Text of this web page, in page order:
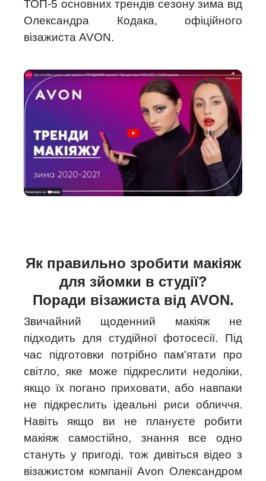
ТОП-5 основних трендів сезону зима від
Олександра Кодака, офіційного
візажиста AVON.
Як правильно зробити макіяж
для зйомки в студії?
Поради візажиста від AVON.
Звичайний щоденний макіяж не
підходить для студійної фотосесії. Під
час підготовки потрібно пам'ятати про
світло, яке може підкреслити недоліки,
якщо їх погано приховати, або навпаки
не підкреслить ідеальні риси обличчя.
Навіть якщо ви не плануєте робити
макіяж самостійно, знання все одно
стануть у пригоді, тож дивіться відео з
візажистом компанії Avon Олександром